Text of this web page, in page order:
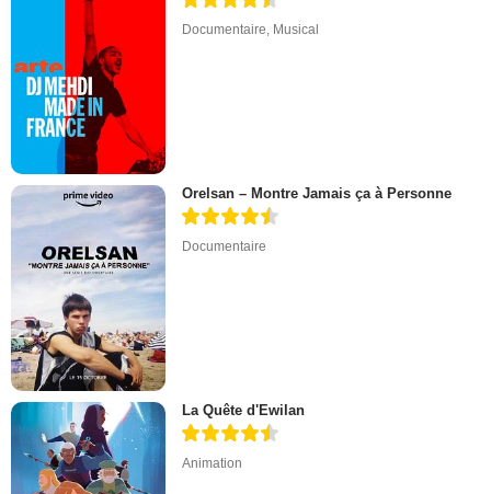
Documentaire Musical
Orelsan – Montre Jamais ça à Personne
Documentaire
La Quête d'Ewilan
Animation